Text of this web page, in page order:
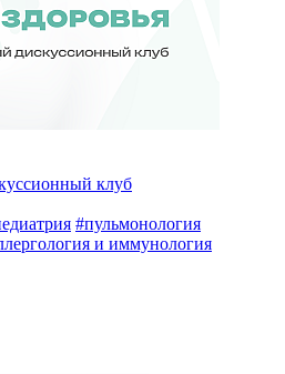
клуб
#пульмонология
и иммунология